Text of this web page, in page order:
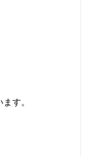
す。